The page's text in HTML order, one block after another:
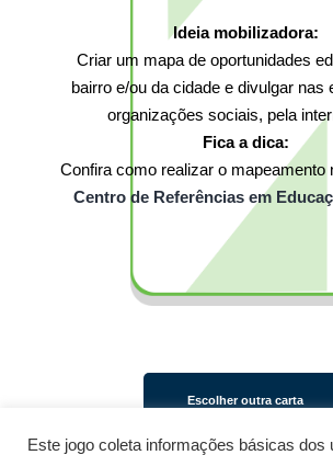
Ideia mobilizadora:
Criar um mapa de oportunidades
bairro e/ou da cidade e divulgar nas
organizações sociais, pela
Fica a dica:
Confira como realizar o mapeamento
Centro de Referências em
Escolher outra carta
Este jogo coleta informações básicas dos